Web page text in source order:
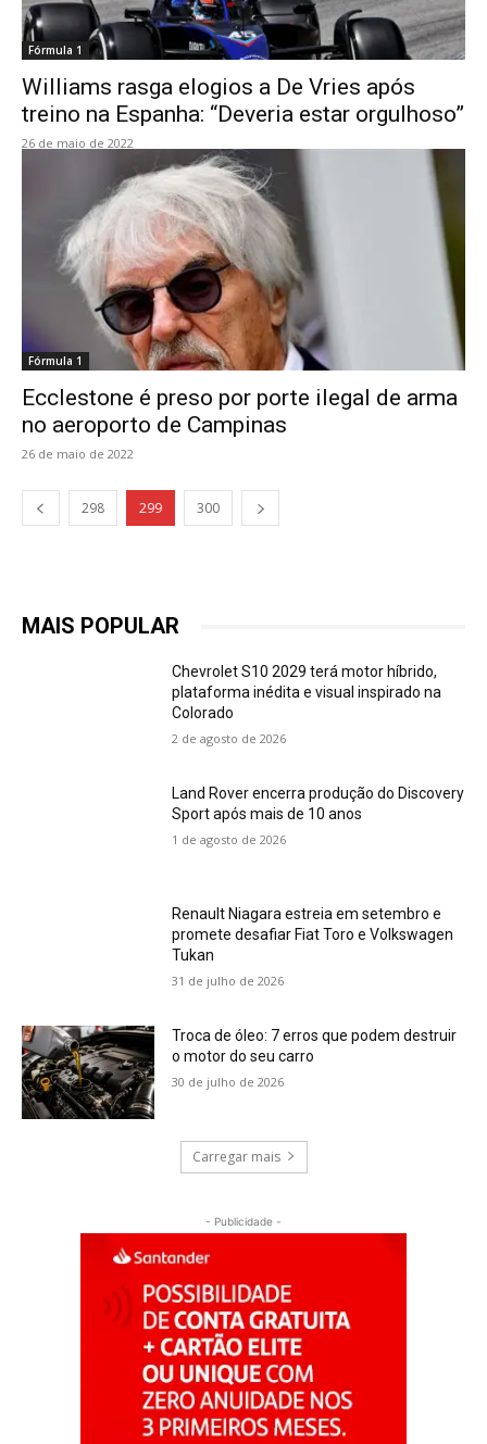
Fórmula 1
Williams rasga elogios a De Vries após
treino na Espanha: “Deveria estar orgulhoso”
26 de maio de 2022
Fórmula 1
Ecclestone é preso por porte ilegal de arma
no aeroporto de Campinas
26 de maio de 2022
298 299 300
MAIS POPULAR
Chevrolet S10 2029 terá motor híbrido,
plataforma inédita e visual inspirado na
Colorado
2 de agosto de 2026
Land Rover encerra produção do Discovery
Sport após mais de 10 anos
1 de agosto de 2026
Renault Niagara estreia em setembro e
promete desafiar Fiat Toro e Volkswagen
Tukan
31 de julho de 2026
Troca de óleo: 7 erros que podem destruir
o motor do seu carro
30 de julho de 2026
Carregar mais
- Publicidade -